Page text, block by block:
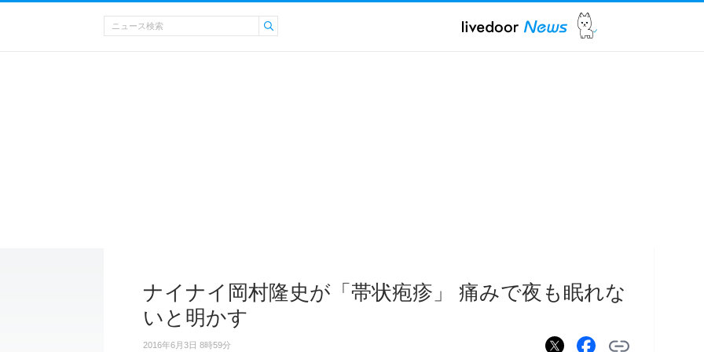
ナイナイ岡村隆史が「帯状疱疹」 痛みで夜も眠れな
いと明かす
2016年6月3日 8時59分